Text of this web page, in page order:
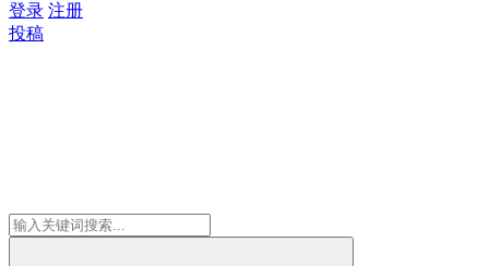
登录 注册
投稿